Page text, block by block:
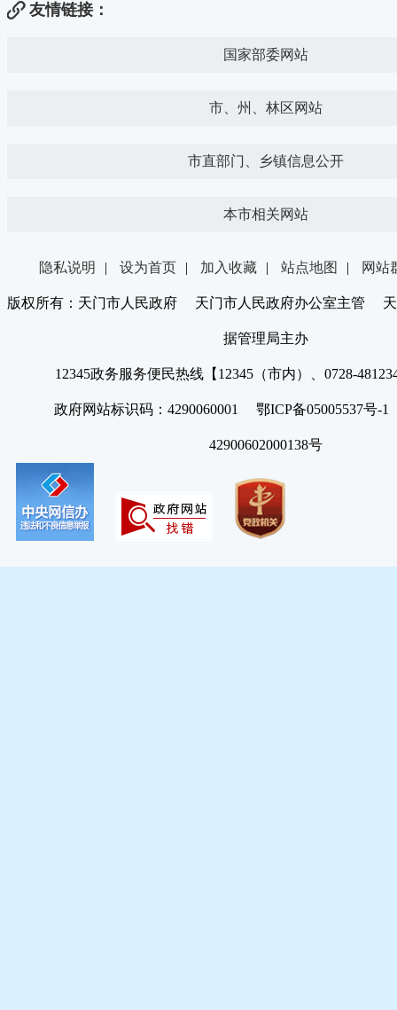
友情链接：
国家部委网站
市、州、林区网站
市直部门、乡镇信息公开
本市相关网站
隐私说明 | 设为首页 | 加入收藏 | 站点地图 | 网站
版权所有：天门市人民政府 天门市人民政府办公室主管 天
据管理局主办
12345政务服务便民热线【12345（市内）、0728-
政府网站标识码：4290060001 鄂ICP备05005537号
42900602000138号